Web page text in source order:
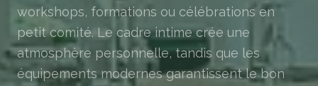
workshops, formations ou célébrations en
petit comité. Le cadre intime crée une
atmosphère personnelle, tandis que les
équipements modernes garantissent le bon